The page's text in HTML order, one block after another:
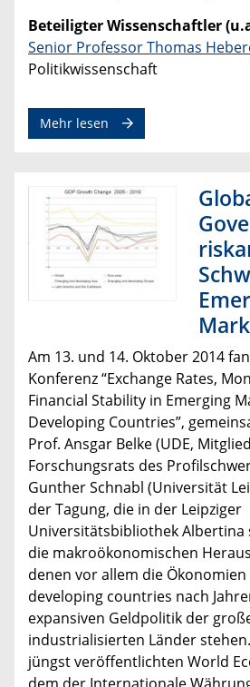
Beteiligter Wissenschaftler
Senior Professor Thomas
Politikwissenschaft
Mehr lesen
Am 13. und 14. Oktober 2014
Konferenz “Exchange Rates,
Financial Stability in Emerging
Developing Countries”,
Prof. Ansgar Belke (UDE,
Forschungsrats des
Gunther Schnabl (Universität
der Tagung, die in der Leipziger
Universitätsbibliothek Albertina
die makroökonomischen
denen vor allem die
developing countries nach
expansiven Geldpolitik der
industrialisierten Länder
jüngst veröffentlichten World